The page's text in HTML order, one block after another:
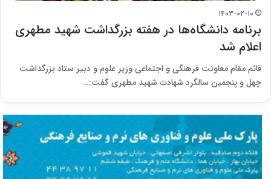
۱۴۰۳-۰۲-۱۰
برنامه دانشگاه‌ها در هفته بزرگداشت شهید مطهری
اعلام شد
قائم مقام معاونت فرهنگی و اجتماعی وزیر علوم و دبیر ستاد بزرگداشت
چهل و پنجمین سالگرد شهادت شهید مطهری گفت:…